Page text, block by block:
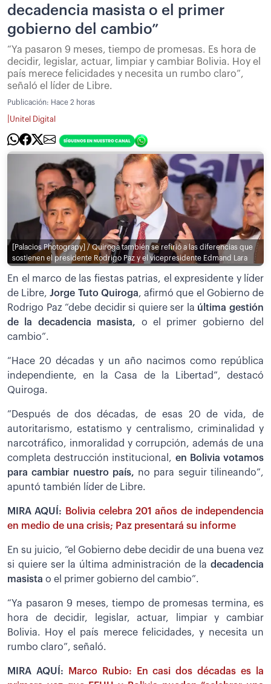
decadencia masista o el primer
gobierno del cambio”
“Ya pasaron 9 meses, tiempo de promesas. Es hora de
decidir, legislar, actuar, limpiar y cambiar Bolivia. Hoy el
país merece felicidades y necesita un rumbo claro”,
señaló el líder de Libre.
Publicación: Hace 2 horas
Unitel Digital
[Palacios Photograpy] / Quiroga también se refirió a las diferencias que
sostienen el presidente Rodrigo Paz y el vicepresidente Edmand Lara
En el marco de las fiestas patrias, el expresidente y líder
de Libre,Jorge Tuto Quiroga, afirmó que el Gobierno de
Rodrigo Paz “debe decidir si quiere ser la última gestión
de la decadencia masista, o el primer gobierno del
cambio”.
“Hace 20 décadas y un año nacimos como república
independiente, en la Casa de la Libertad”, destacó
Quiroga.
”Después de dos décadas, de esas 20 de vida, de
autoritarismo, estatismo y centralismo, criminalidad y
narcotráfico, inmoralidad y corrupción, además de una
completa destrucción institucional, en Bolivia votamos
para cambiar nuestro país, no para seguir tilineando”,
apuntó también líder de Libre.
MIRA AQUÍ:
Bolivia celebra 201 años de independencia
en medio de una crisis; Paz presentará su informe
En su juicio, “el Gobierno debe decidir de una buena vez
si quiere ser la última administración de la decadencia
masista o el primer gobierno del cambio”.
“Ya pasaron 9 meses, tiempo de promesas termina, es
hora de decidir, legislar, actuar, limpiar y cambiar
Bolivia. Hoy el país merece felicidades, y necesita un
rumbo claro”, señaló.
MIRA AQUÍ:
Marco Rubio: En casi dos décadas es la